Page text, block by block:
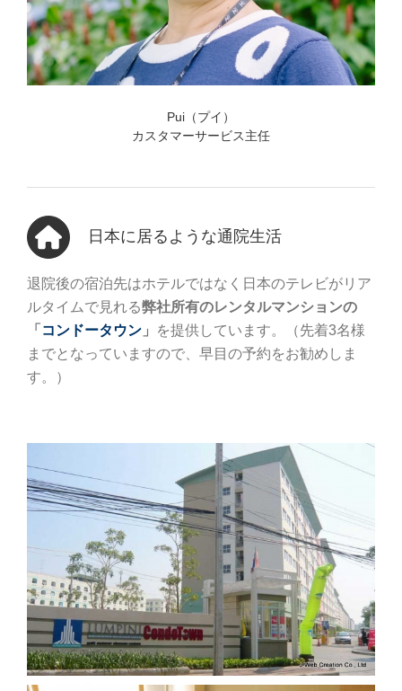
Pui（プイ）
カスタマーサービス主任
日本に居るような通院生活
退院後の宿泊先はホテルではなく日本のテレビがリア
ルタイムで見れる弊社所有のレンタルマンションの
「 コンドータウン 」
を提供しています。（先着3名様
までとなっていますので、早目の予約をお勧めしま
す。）